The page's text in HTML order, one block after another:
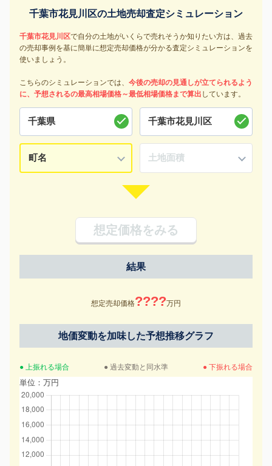
千葉市花見川区の土地売却査定シミュレーション
千葉市花見川区で自分の土地がいくらで売れそうか知りたい方は、過去
の売却事例を基に簡単に想定売却価格が分かる査定シミュレーションを
使いましょう。
こちらのシミュレーションでは、 今後の売却の見通しが立てられるよう
に、予想されるの最高相場価格～最低相場価格まで算出 しています。
想定価格をみる
結果
想定売却価格????万円
地価変動を加味した予想推移グラフ
● 上振れる場合 ● 過去変動と同水準 ● 下振れる場合
単位：万円